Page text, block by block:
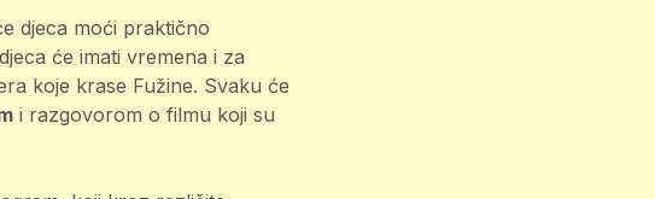
djeca moći praktično
će imati vremena i za
koje krase Fužine. Svaku će
i razgovorom o filmu koji su